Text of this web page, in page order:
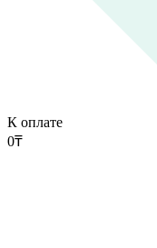
К оплате
0₸